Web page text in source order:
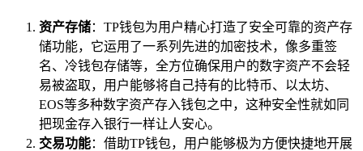
资产存储：TP钱包为用户精心打造了安全可靠的资产存
储功能，它运用了一系列先进的加密技术，像多重签
名、冷钱包存储等，全方位确保用户的数字资产不会轻
易被盗取，用户能够将自己持有的比特币、以太坊、
EOS等多种数字资产存入钱包之中，这种安全性就如同
把现金存入银行一样让人安心。
交易功能：借助TP钱包，用户能够极为方便快捷地开展